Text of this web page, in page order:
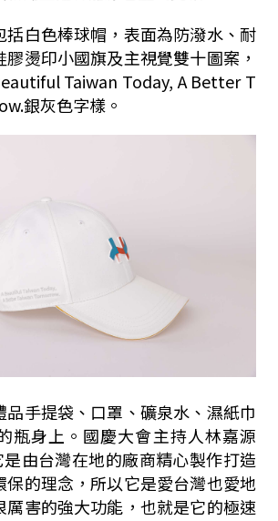
括白色棒球帽，表面為防潑水、耐
燙印小國旗及主視覺雙十圖案，
Taiwan Today, A Better T
銀灰色字樣。
品手提袋、口罩、礦泉水、濕紙巾
瓶身上。國慶大會主持人林嘉源
由台灣在地的廠商精心製作打造
保的理念，所以它是愛台灣也愛地
厲害的強大功能，也就是它的極速